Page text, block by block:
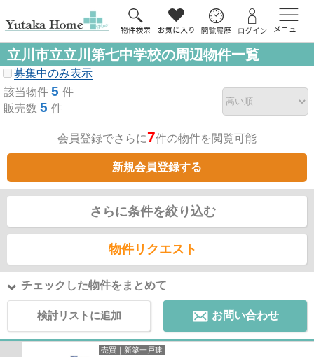
立川市立立川第七中学校の周辺物件一覧
募集中のみ表示
該当物件 5 件
販売数 5 件
会員登録でさらに7件の物件を閲覧可能
新規会員登録する
さらに条件を絞り込む
物件リクエスト
チェックした物件をまとめて
検討リストに追加 お問い合わせ
売買｜新築一戸建